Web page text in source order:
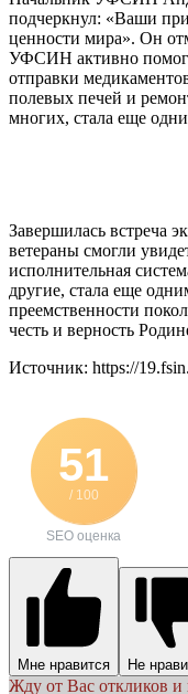
подчеркнул: «Ваши
ценности мира». Он
УФСИН активно
отправки
полевых печей и
многих, стала еще
Завершилась встреча
ветераны смогли
исполнительная
другие, стала еще
преемственности
честь и верность
Источник: https://
51
/ 100
SEO оценка
Мне нравится Не
Жду от Вас откликов и